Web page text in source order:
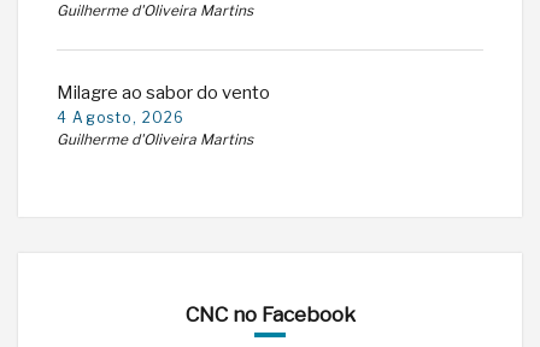
Guilherme d'Oliveira Martins
Milagre ao sabor do vento
4 Agosto, 2026
Guilherme d'Oliveira Martins
CNC no Facebook